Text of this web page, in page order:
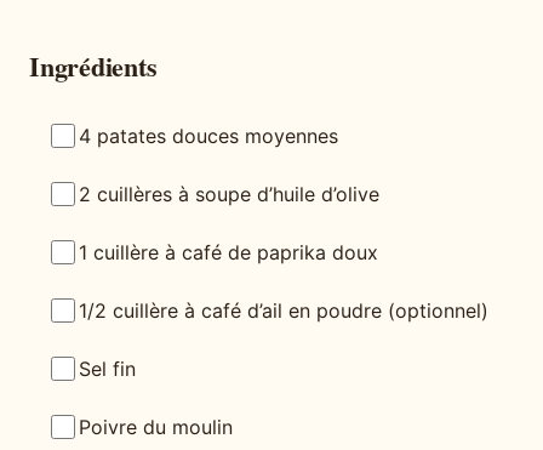
Ingrédients
4 patates douces moyennes
2 cuillères à soupe d’huile d’olive
1 cuillère à café de paprika doux
1/2 cuillère à café d’ail en poudre (optionnel)
Sel fin
Poivre du moulin